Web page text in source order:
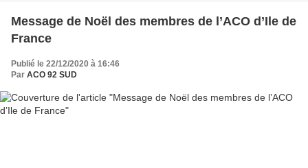
Message de Noël des membres de l’ACO d’Ile de
France
Publié le 22/12/2020 à 16:46
Par ACO 92 SUD